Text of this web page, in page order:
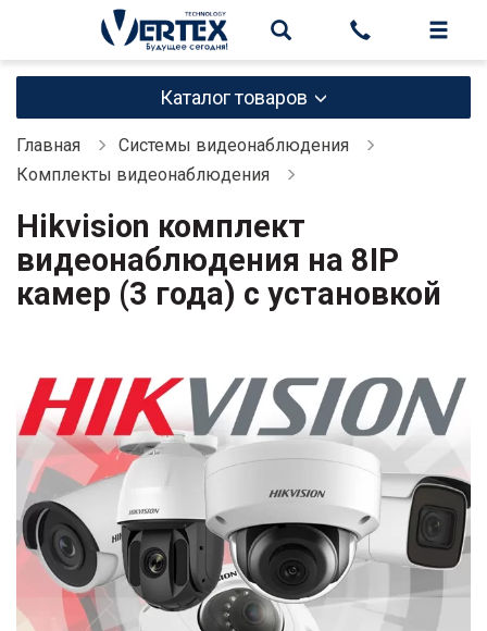
Каталог товаров
Главная
Системы видеонаблюдения
Комплекты видеонаблюдения
Hikvision комплект
видеонаблюдения на 8IP
камер (3 года) с установкой